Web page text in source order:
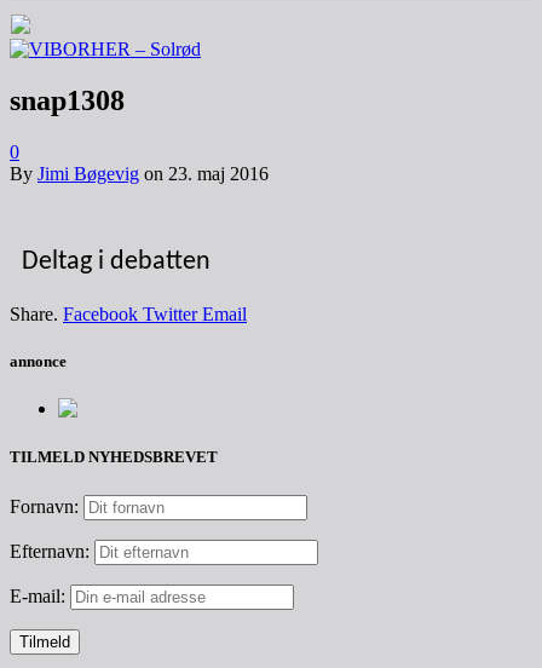
snap1308
0
By Jimi Bøgevig on 23. maj 2016
Deltag i debatten
Share. Facebook Twitter Email
annonce
TILMELD NYHEDSBREVET
Fornavn:
Efternavn:
E-mail: